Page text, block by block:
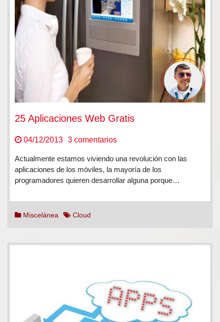
25 Aplicaciones Web Gratis
04/12/2013 3 comentariosen
Aplicaciones
Web
Gratis
Actualmente estamos viviendo una revolución con las
aplicaciones de los móviles, la mayoría de los
programadores quieren desarrollar alguna porque…
Miscelánea Cloud